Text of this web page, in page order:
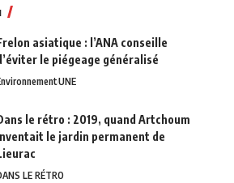
asiatique : l’ANA conseille
le piégeage généralisé
UNE
le rétro : 2019, quand Artchoum
le jardin permanent de
LE RÉTRO